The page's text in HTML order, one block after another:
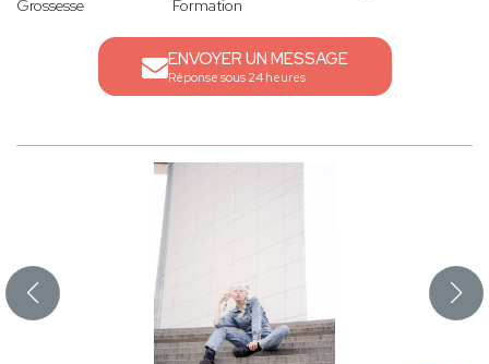
Grossesse
Formation
ENVOYER UN MESSAGE
Réponse sous 24 heures